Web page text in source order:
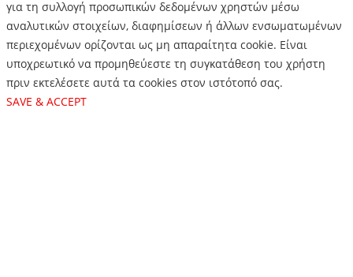
για τη συλλογή προσωπικών δεδομένων χρηστών μέσω
αναλυτικών στοιχείων, διαφημίσεων ή άλλων ενσωματωμένων
περιεχομένων ορίζονται ως μη απαραίτητα cookie. Είναι
υποχρεωτικό να προμηθεύεστε τη συγκατάθεση του χρήστη
πριν εκτελέσετε αυτά τα cookies στον ιστότοπό σας.
SAVE & ACCEPT